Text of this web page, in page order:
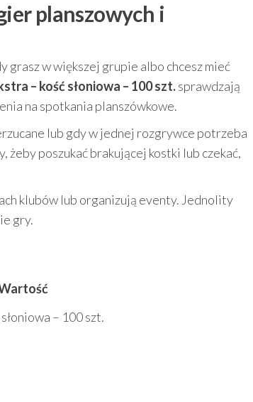
planszowych i
grasz w większej grupie albo chcesz mieć
– kość słoniowa – 100 szt.sprawdzają
na spotkania planszówkowe.
lub gdy w jednej rozgrywce potrzeba
poszukać brakującej kostki lub czekać,
klubów lub organizują eventy. Jednolity
gry.
– 100 szt.